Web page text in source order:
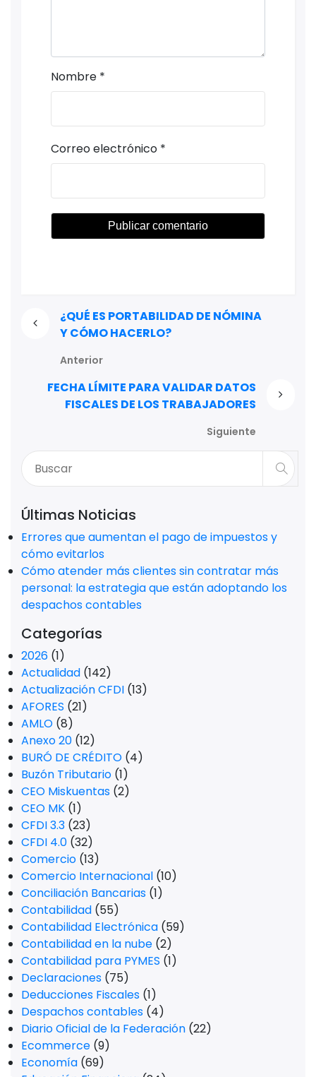
Nombre *
Correo electrónico *
¿QUÉ ES PORTABILIDAD DE NÓMINA
Y CÓMO HACERLO?
Anterior
FECHA LÍMITE PARA VALIDAR DATOS
FISCALES DE LOS TRABAJADORES
Siguiente
Últimas Noticias
Errores que aumentan el pago de impuestos y
cómo evitarlos
Cómo atender más clientes sin contratar más
personal: la estrategia que están adoptando los
despachos contables
Categorías
2026 (1)
Actualidad (142)
Actualización CFDI (13)
AFORES (21)
AMLO (8)
Anexo 20 (12)
BURÓ DE CRÉDITO (4)
Buzón Tributario (1)
CEO Miskuentas (2)
CEO MK (1)
CFDI 3.3 (23)
CFDI 4.0 (32)
Comercio (13)
Comercio Internacional (10)
Conciliación Bancarias (1)
Contabilidad (55)
Contabilidad Electrónica (59)
Contabilidad en la nube (2)
Contabilidad para PYMES (1)
Declaraciones (75)
Deducciones Fiscales (1)
Despachos contables (4)
Diario Oficial de la Federación (22)
Ecommerce (9)
Economía (69)